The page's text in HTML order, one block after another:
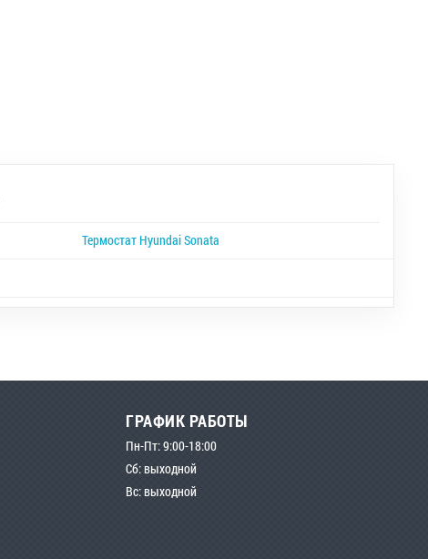
Термостат Hyundai Sonata
ГРАФИК РАБОТЫ
Пн-Пт: 9:00-18:00
Сб: выходной
Вс: выходной